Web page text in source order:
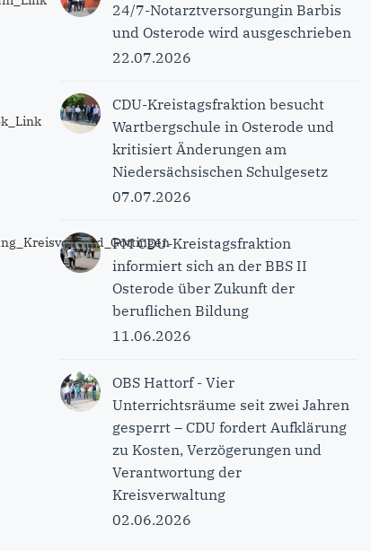
24/7-Notarztversorgungin Barbis
und Osterode wird ausgeschrieben
22.07.2026
CDU-Kreistagsfraktion besucht
Wartbergschule in Osterode und
kritisiert Änderungen am
Niedersächsischen Schulgesetz
07.07.2026
PM CDU-Kreistagsfraktion
informiert sich an der BBS II
Osterode über Zukunft der
beruflichen Bildung
11.06.2026
OBS Hattorf - Vier
Unterrichtsräume seit zwei Jahren
gesperrt – CDU fordert Aufklärung
zu Kosten, Verzögerungen und
Verantwortung der
Kreisverwaltung
02.06.2026